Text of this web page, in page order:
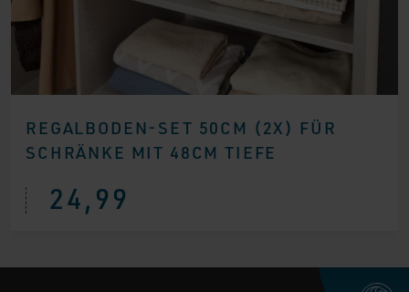
REGALBODEN-SET 50CM (2X) FÜR
SCHRÄNKE MIT 48CM TIEFE
24,99